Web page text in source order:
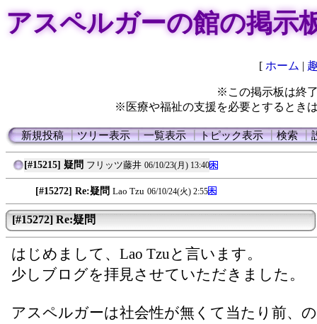
アスペルガーの館の掲示
[ ホーム |
※この掲示板は終
※医療や福祉の支援を必要とするとき
新規投稿┃ツリー表示┃一覧表示┃トピック表示┃検索┃
[#15215] 疑問 フリッツ藤井 06/10/23(月) 13:40
[#15272] Re:疑問 Lao Tzu 06/10/24(火) 2:55
[#15272] Re:疑問
はじめまして、Lao Tzuと言います。
少しブログを拝見させていただきました。
アスペルガーは社会性が無くて当たり前、